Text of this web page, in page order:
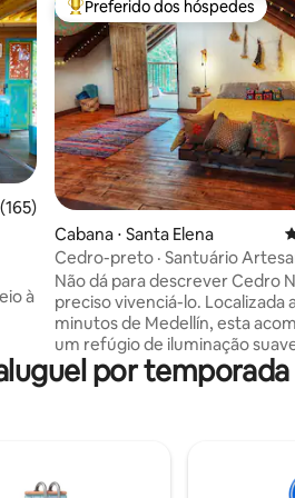
uma avaliação média de 5, 165
à
Entre os melhores preferidos
Preferido dos hóspedes
Cabana ⋅ Santa Elena
Cedro-preto · Santuário
Parque Arví.
Não dá para descrever Cedro
preciso vivenciá-lo. Localizada
minutos de Medellín, esta
um refúgio de iluminação
de óleos essenciais e
artesanal criada pela minha
assim que entra pela porta e
você não quer ir embora. Uma
por